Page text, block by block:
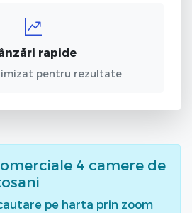
rapide
pentru rezultate
4 camere de
pe harta prin zoom